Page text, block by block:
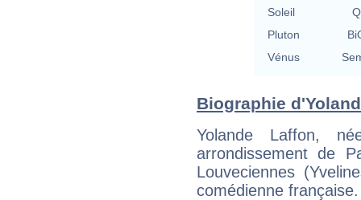
Soleil
Pluton
Vénus
Biographie
Yolande Laffon,
arrondissement de
Louveciennes
comédienne française.